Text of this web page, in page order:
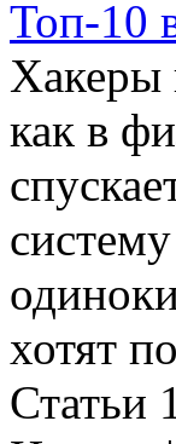
Топ-10
Хакеры
как в
хотят
Статьи